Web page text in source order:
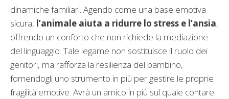
dinamiche familiari. Agendo come una base emotiva
sicura, l’animale aiuta a ridurre lo stress e l’ansia,
offrendo un conforto che non richiede la mediazione
del linguaggio. Tale legame non sostituisce il ruolo dei
genitori, ma rafforza la resilienza del bambino,
fornendogli uno strumento in più per gestire le proprie
fragilità emotive. Avrà un amico in più sul quale contare